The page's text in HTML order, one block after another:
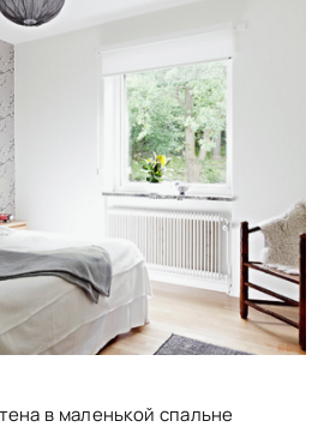
в маленькой спальне